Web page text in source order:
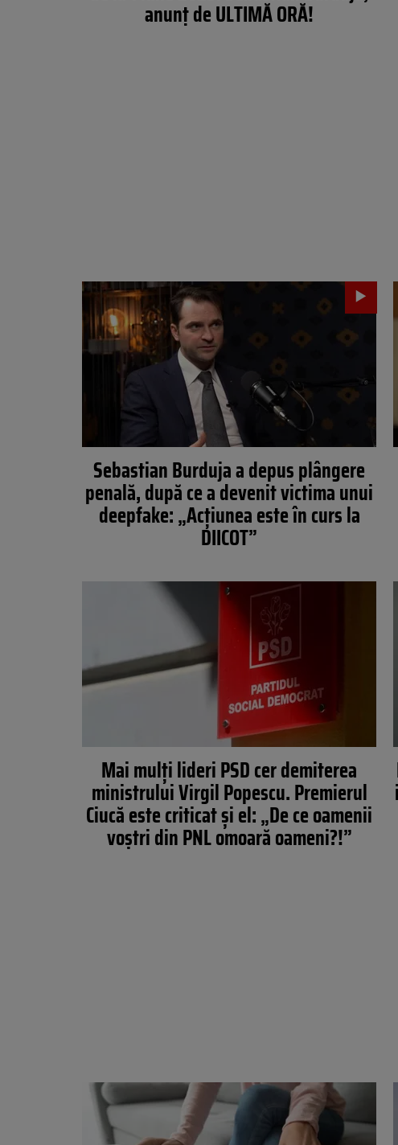
anunț de ULTIMĂ ORĂ!
Sebastian Burduja a depus plângere
penală, după ce a devenit victima unui
deepfake: „Acțiunea este în curs la
DIICOT”
Mai mulți lideri PSD cer demiterea
ministrului Virgil Popescu. Premierul
Ciucă este criticat și el: „De ce oamenii
voştri din PNL omoară oameni?!”